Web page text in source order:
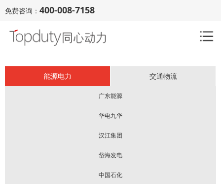
免费咨询： 400-008-7158
能源电力
广东能源
华电九华
汉江集团
岱海发电
中国石化
交通物流